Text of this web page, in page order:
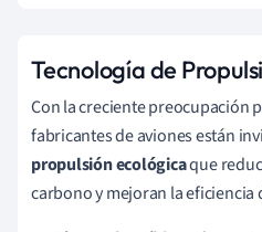
Tecnología de
Con la creciente preocupación
fabricantes de aviones están
propulsión ecológicaque
carbono y mejoran la eficiencia